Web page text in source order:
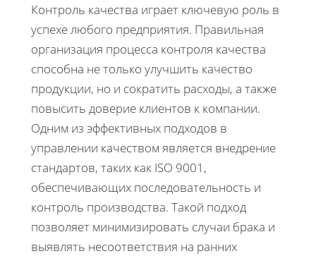
Контроль качества играет ключевую роль в
успехе любого предприятия. Правильная
организация процесса контроля качества
способна не только улучшить качество
продукции, но и сократить расходы, а также
повысить доверие клиентов к компании.
Одним из эффективных подходов в
управлении качеством является внедрение
стандартов, таких как ISO 9001,
обеспечивающих последовательность и
контроль производства. Такой подход
позволяет минимизировать случаи брака и
выявлять несоответствия на ранних